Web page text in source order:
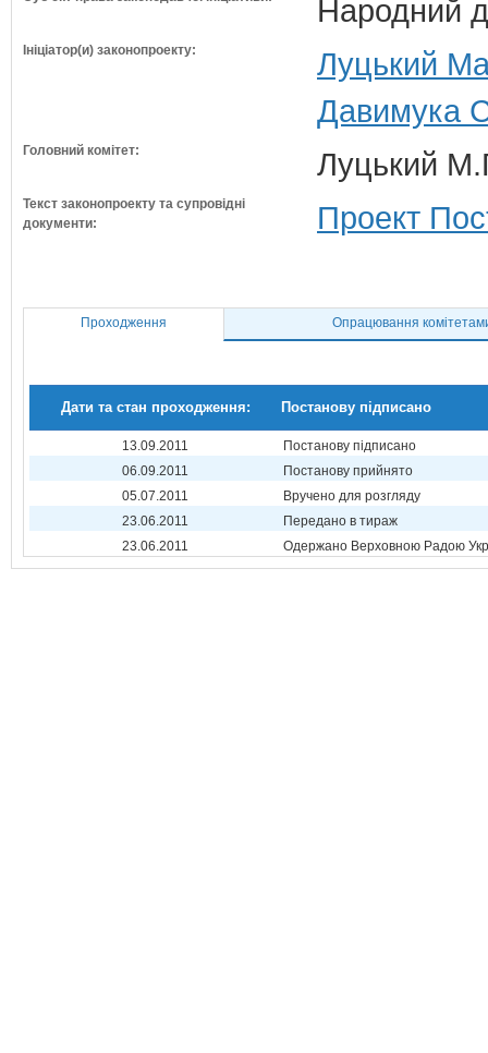
Народний
Ініціатор(и) законопроекту:
Луцький
Давимука
Головний комітет: Луцький
Текст законопроекту та супровідні
документи:
Проект
Проходження Опрацювання
Дати та стан проходження: Постанову підписано
13.09.2011
Постанову підписано
06.09.2011
Постанову прийнято
05.07.2011
Вручено для розгляду
23.06.2011
Передано в тираж
23.06.2011
Одержано Верховною Радою